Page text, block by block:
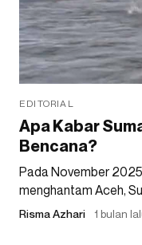
EDITORIAL
Apa Kabar
Bencana?
Pada November
menghantam Aceh,
Risma Azhari 1 bulan